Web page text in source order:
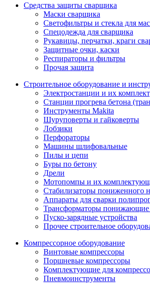
Средства защиты сварщика
Маски сварщика
Светофильтры и стекла для
Спецодежда для сварщика
Рукавицы, перчатки, краги
Защитные очки, каски
Респираторы и фильтры
Прочая защита
Строительное оборудование и
Электростанции и их
Станции прогрева бетона
Инструменты Makita
Шуруповерты и гайковерты
Лобзики
Перфораторы
Машины шлифовальные
Пилы и цепи
Буры по бетону
Дрели
Мотопомпы и их
Стабилизаторы пониженного
Аппараты для сварки
Трансформаторы понижающие
Пуско-зарядные устройства
Прочее строительное
Компрессорное оборудование
Винтовые компрессоры
Поршневые компрессоры
Комплектующие для
Пневмоинструменты